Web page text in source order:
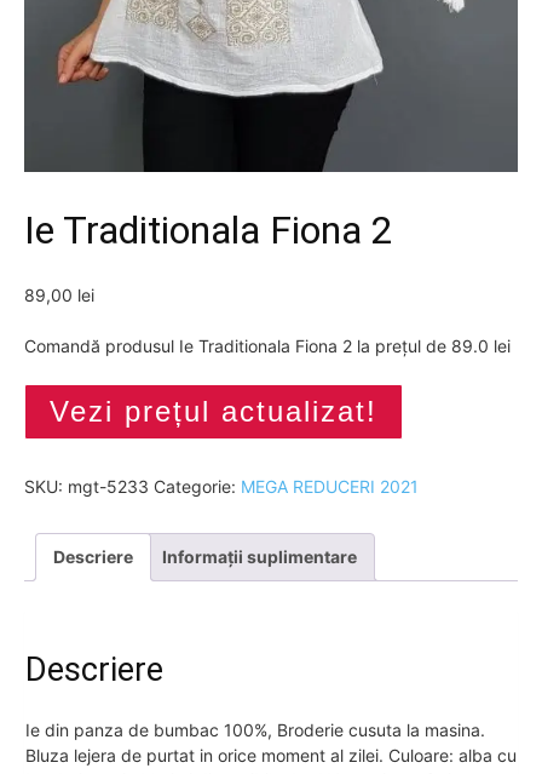
Ie Traditionala Fiona 2
89,00 lei
Comandă produsul Ie Traditionala Fiona 2 la prețul de 89.0 lei
Vezi prețul actualizat!
SKU: mgt-5233 Categorie: MEGA REDUCERI 2021
Descriere Informații suplimentare
Descriere
Ie din panza de bumbac 100%, Broderie cusuta la masina.
Bluza lejera de purtat in orice moment al zilei. Culoare: alba cu